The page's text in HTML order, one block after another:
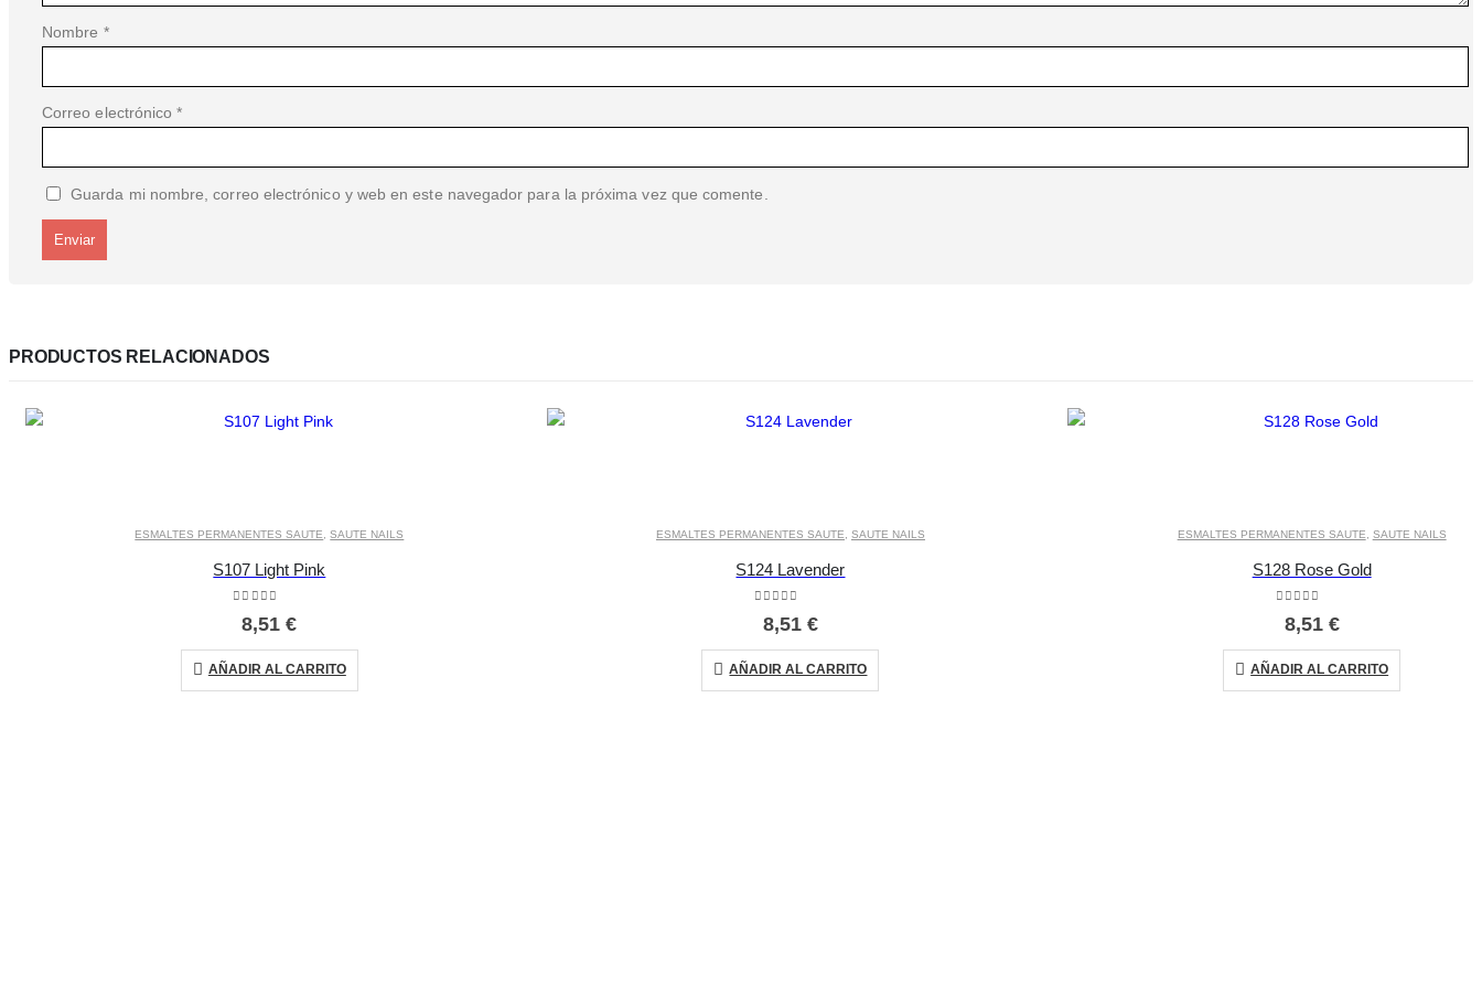
Nombre *
Correo electrónico*
Guarda mi nombre, correo electrónico y web en este navegador para la próxima vez que comente.
PRODUCTOS RELACIONADOS
ESMALTES PERMANENTES SAUTE ,SAUTE NAILS
S107 Light Pink
8,51€
AÑADIR AL CARRITO
ESMALTES PERMANENTES SAUTE SAUTE NAILS
S124 Lavender
8,51 €
AÑADIR AL CARRITO
ESMALTES PERMANENTES SAUTE SAUTE NAILS
S128 Rose Gold
8,51 €
AÑADIR AL CARRITO